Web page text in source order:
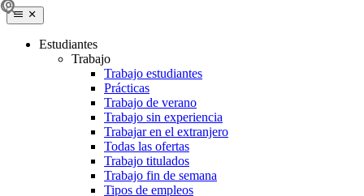
Estudiantes
Trabajo
Trabajo estudiantes
Prácticas
Trabajo de verano
Trabajo sin experiencia
Trabajar en el extranjero
Todas las ofertas
Trabajo titulados
Trabajo fin de semana
Tipos de empleos